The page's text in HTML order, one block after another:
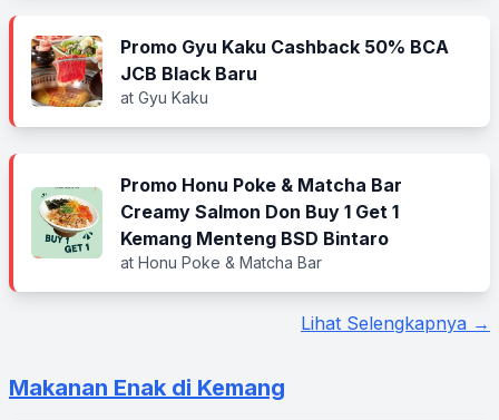
Promo Gyu Kaku Cashback 50% BCA
JCB Black Baru
at Gyu Kaku
Promo Honu Poke & Matcha Bar
Creamy Salmon Don Buy 1 Get 1
Kemang Menteng BSD Bintaro
at Honu Poke & Matcha Bar
Lihat Selengkapnya →
Makanan Enak di Kemang